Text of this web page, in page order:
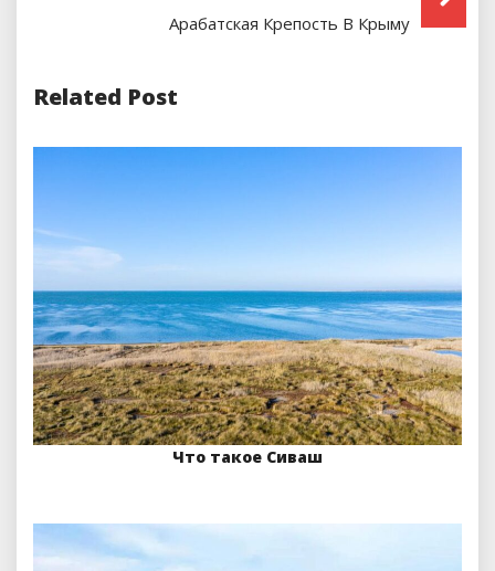
Арабатская Крепость В Крыму
Related Post
Что такое Сиваш